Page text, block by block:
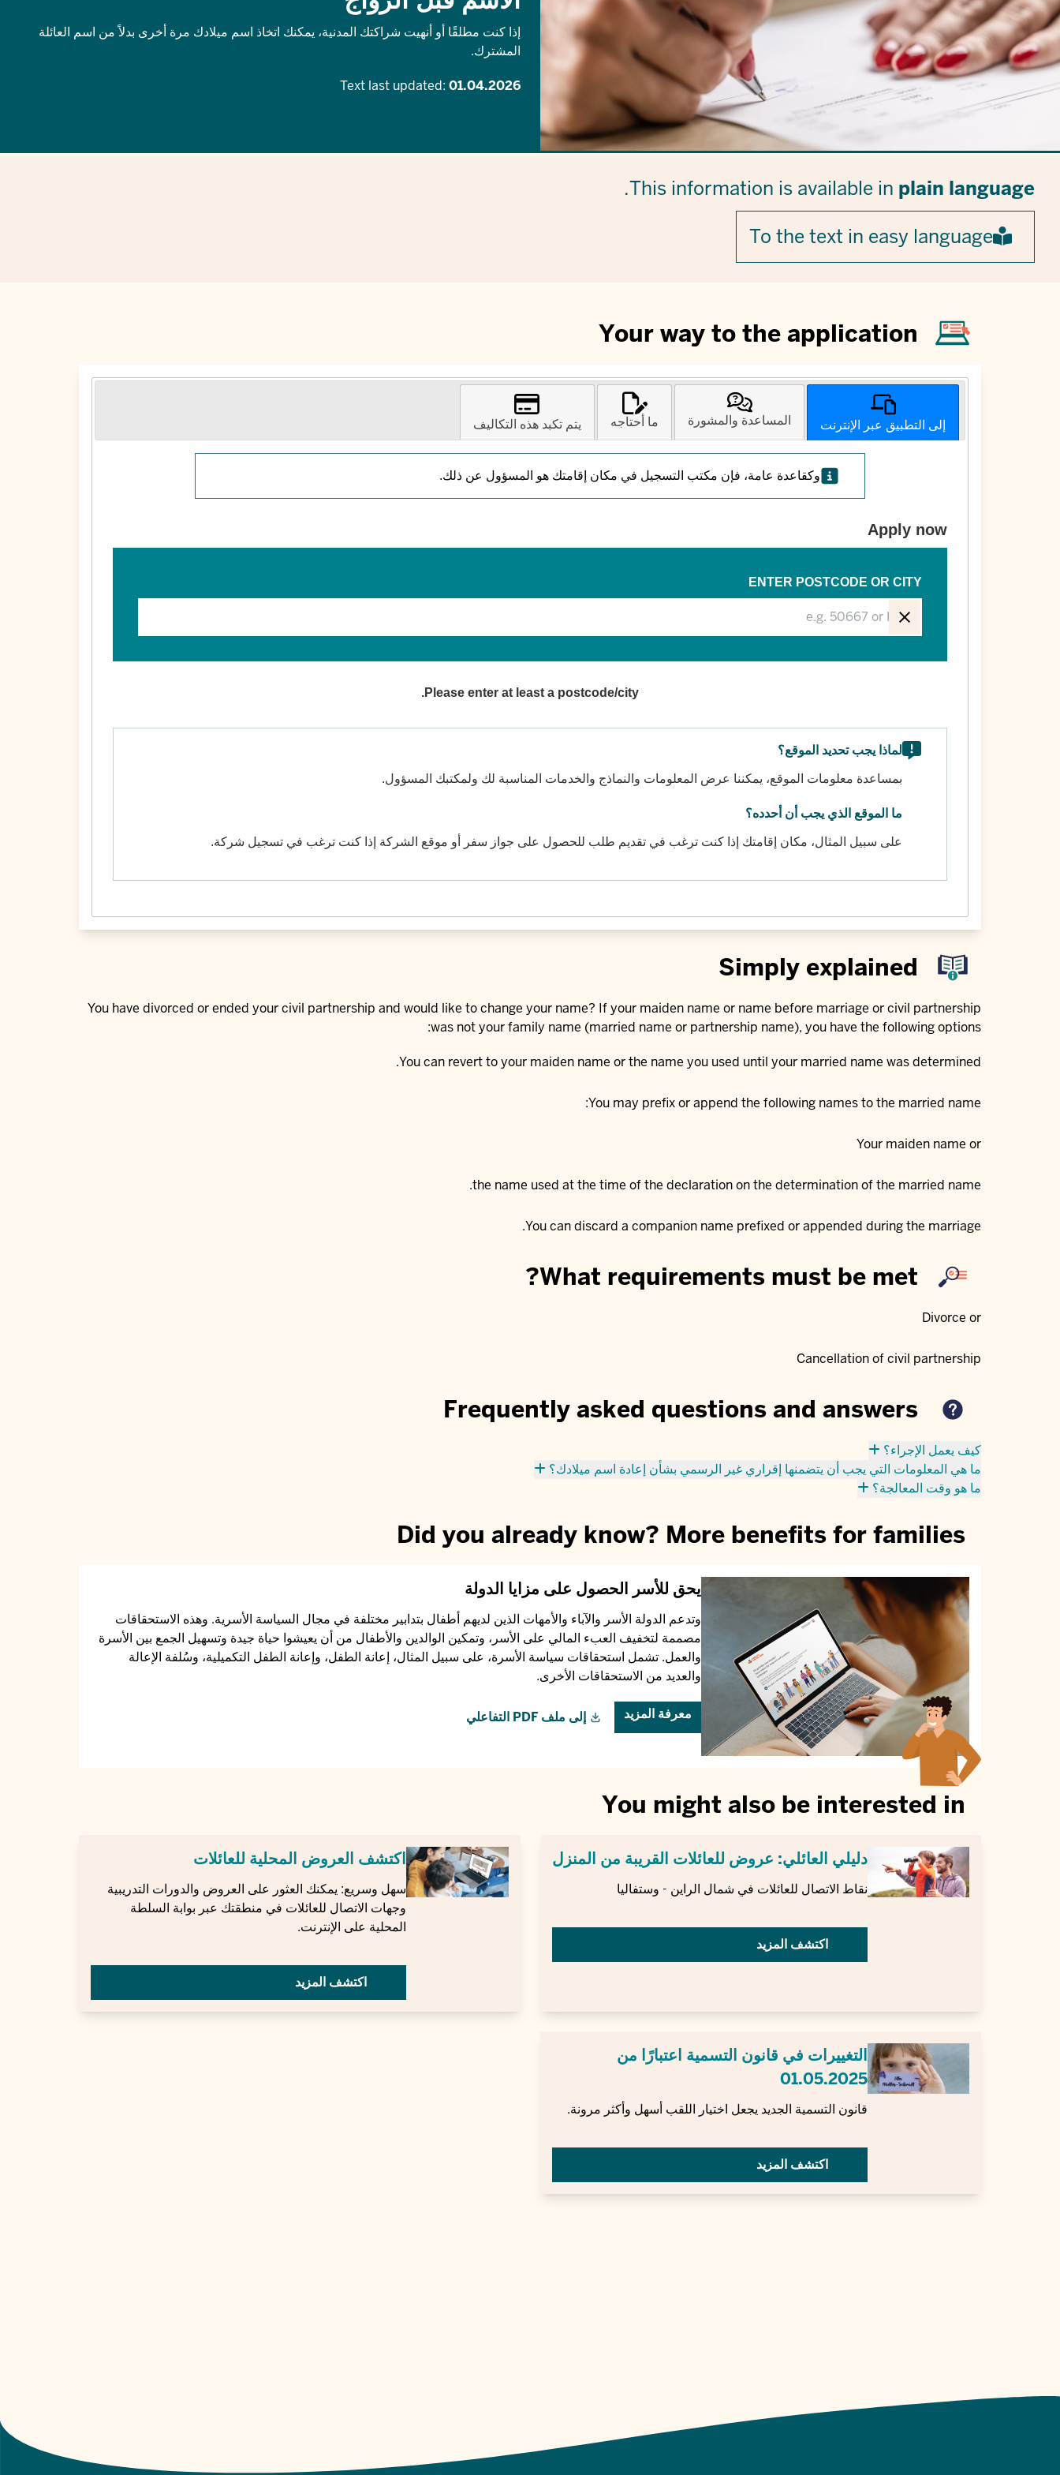
إذا كنت مطلقًا أو أنهيت شراكتك المدنية، يمكنك اتخاذ اسم ميلادك مرة أخرى بدلاً من اسم العائلة
المشترك.
Text last updated: 01.04.2026
This information is available in plain language
.
To the text in easy language
Your way to the application
إلى التطبيق عبر الإنترنت المساعدة والمشورة ما أحتاجه يتم تكبد هذه التكاليف
وكقاعدة عامة، فإن مكتب التسجيل في مكان إقامتك هو المسؤول عن ذلك.
Apply now
ENTER POSTCODE OR CITY
Please enter at least a postcode/city.
لماذا يجب تحديد الموقع؟
بمساعدة معلومات الموقع، يمكننا عرض المعلومات والنماذج والخدمات المناسبة لك ولمكتبك المسؤول.
ما الموقع الذي يجب أن أحدده؟
على سبيل المثال، مكان إقامتك إذا كنت ترغب في تقديم طلب للحصول على جواز سفر أو موقع الشركة إذا كنت ترغب في تسجيل شركة.
Simply explained
You have divorced or ended your civil partnership and would like to change your name? If your maiden name or name before marriage or civil partnership
was not your family name (married name or partnership name), you have the following options:
You can revert to your maiden name or the name you used until your married name was determined.
You may prefix or append the following names to the married name:
Your maiden name or
the name used at the time of the declaration on the determination of the married name.
You can discard a companion name prefixed or appended during the marriage.
What requirements must be met?
Divorce or
Cancellation of civil partnership
Frequently asked questions and answers
كيف يعمل الإجراء؟
ما هي المعلومات التي يجب أن يتضمنها إقراري غير الرسمي بشأن إعادة اسم ميلادك؟
ما هو وقت المعالجة؟
Did you already know? More benefits for families
يحق للأسر الحصول على مزايا الدولة
وتدعم الدولة الأسر والآباء والأمهات الذين لديهم أطفال بتدابير مختلفة في مجال السياسة الأسرية. وهذه الاستحقاقات
مصممة لتخفيف العبء المالي على الأسر، وتمكين الوالدين والأطفال من أن يعيشوا حياة جيدة وتسهيل الجمع بين الأسرة
والعمل. تشمل استحقاقات سياسة الأسرة، على سبيل المثال، إعانة الطفل، وإعانة الطفل التكميلية، وسُلفة الإعالة
والعديد من الاستحقاقات الأخرى.
معرفة المزيد إلى ملف PDF التفاعلي
You might also be interested in
دليلي العائلي: عروض للعائلات القريبة من المنزل
نقاط الاتصال للعائلات في شمال الراين - وستفاليا
اكتشف المزيد
اكتشف العروض المحلية للعائلات
سهل وسريع: يمكنك العثور على العروض والدورات التدريبية
وجهات الاتصال للعائلات في منطقتك عبر بوابة السلطة
المحلية على الإنترنت.
اكتشف المزيد
التغييرات في قانون التسمية اعتبارًا من
01.05.2025
قانون التسمية الجديد يجعل اختيار اللقب أسهل وأكثر مرونة.
اكتشف المزيد